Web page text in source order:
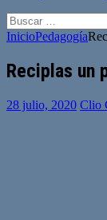
Buscar:
InicioPedagogía
Reciplas un
28 julio, 2020 Clio